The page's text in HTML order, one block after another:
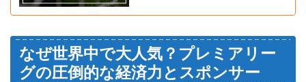
なぜ世界中で大人気？プレミアリー
グの圧倒的な経済力とスポンサー